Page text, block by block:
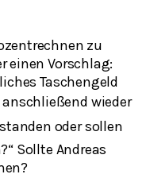
zu
einen Vorschlag:
Taschengeld
wieder
oder sollen
Sollte Andreas